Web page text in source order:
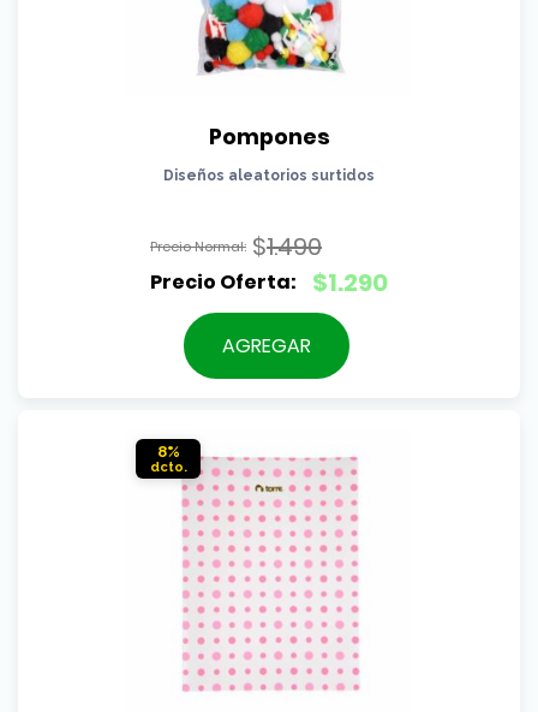
Pompones
Diseños aleatorios surtidos
$1.490
El
precio
original
$1.290
El
precio
actual
AGREGAR
8%